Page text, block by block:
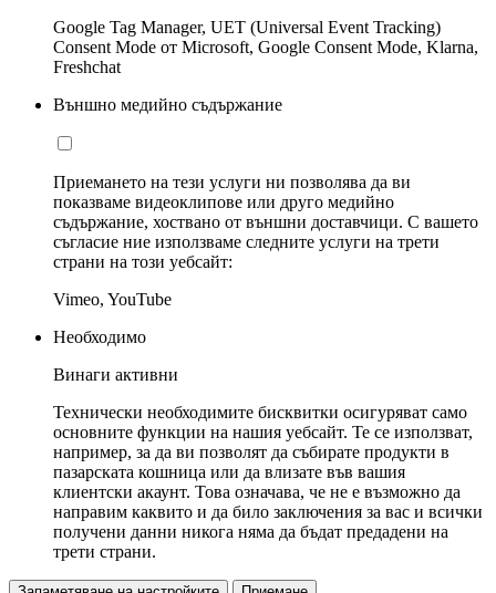
Google Tag Manager, UET (Universal Event Tracking)
Consent Mode от Microsoft, Google Consent Mode, Klarna,
Freshchat
Външно медийно съдържание
Приемането на тези услуги ни позволява да ви
показваме видеоклипове или друго медийно
съдържание, хоствано от външни доставчици. С вашето
съгласие ние използваме следните услуги на трети
страни на този уебсайт:
Vimeo, YouTube
Необходимо
Винаги активни
Технически необходимите бисквитки осигуряват само
основните функции на нашия уебсайт. Те се използват,
например, за да ви позволят да събирате продукти в
пазарската кошница или да влизате във вашия
клиентски акаунт. Това означава, че не е възможно да
направим каквито и да било заключения за вас и всички
получени данни никога няма да бъдат предадени на
трети страни.